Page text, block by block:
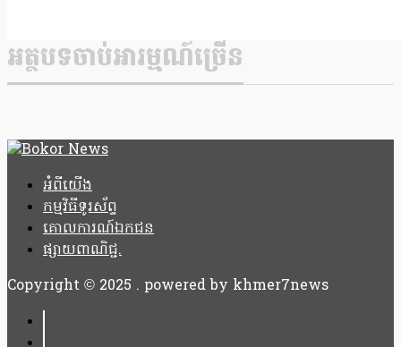
អត្ថបទចាប់អារម្មណ៍ច្រើន
អំពីយើង
កម្មវិធីទូរស័ព្ទ
គោលការណ៍ឯកជន
ផ្សាយពាណិជ្ជ.
Copyright © 2025 . powered by khmer7news